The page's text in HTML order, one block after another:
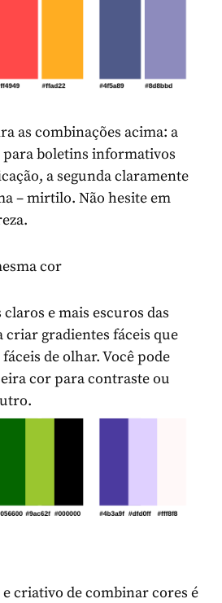
as combinações acima: a
boletins informativos
a segunda claramente
– mirtilo. Não hesite em
cor
e mais escuros das
criar gradientes fáceis que
de olhar. Você pode
cor para contraste ou
criativo de combinar cores é